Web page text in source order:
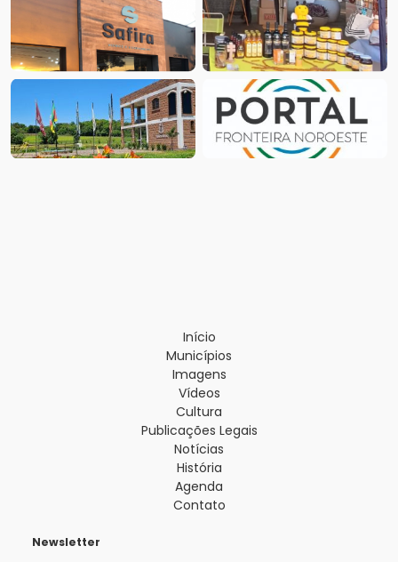
Início
Municípios
Imagens
Vídeos
Cultura
Publicações Legais
Notícias
História
Agenda
Contato
Newsletter